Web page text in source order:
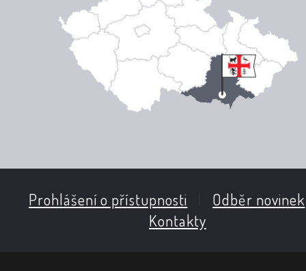
Prohlášení o přístupnosti Odběr novinek
Kontakty